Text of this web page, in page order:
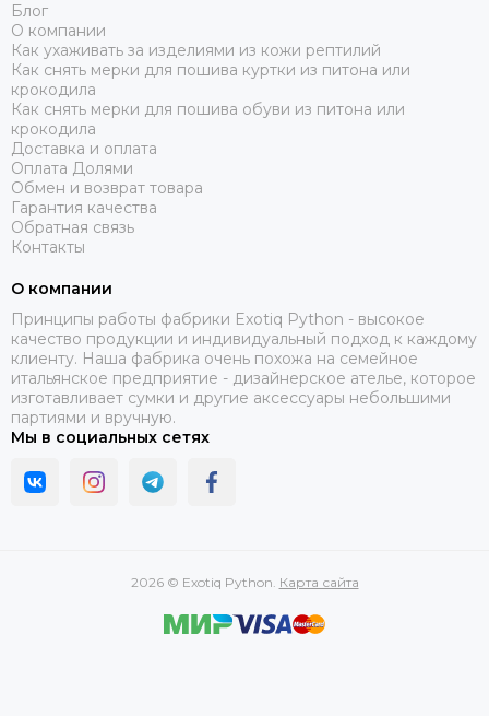
Блог
О компании
Как ухаживать за изделиями из кожи рептилий
Как снять мерки для пошива куртки из питона или
крокодила
Как снять мерки для пошива обуви из питона или
крокодила
Доставка и оплата
Оплата Долями
Обмен и возврат товара
Гарантия качества
Обратная связь
Контакты
О компании
Принципы работы фабрики Exotiq Python - высокое
качество продукции и индивидуальный подход к каждому
клиенту. Наша фабрика очень похожа на семейное
итальянское предприятие - дизайнерское ателье, которое
изготавливает сумки и другие аксессуары небольшими
партиями и вручную.
Мы в социальных сетях
2026 © Exotiq Python. Карта сайта